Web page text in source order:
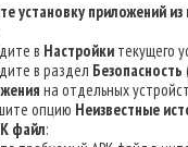
установку приложений из
в Настройки текущего
в раздел Безопасность
на отдельных
опцию Неизвестные
файл: